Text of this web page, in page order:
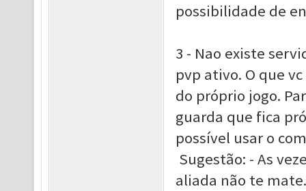
possibilidade de
3 - Nao existe
pvp ativo. O que
do próprio jogo.
guarda que fica
possível usar o
Sugestão: - As
aliada não te